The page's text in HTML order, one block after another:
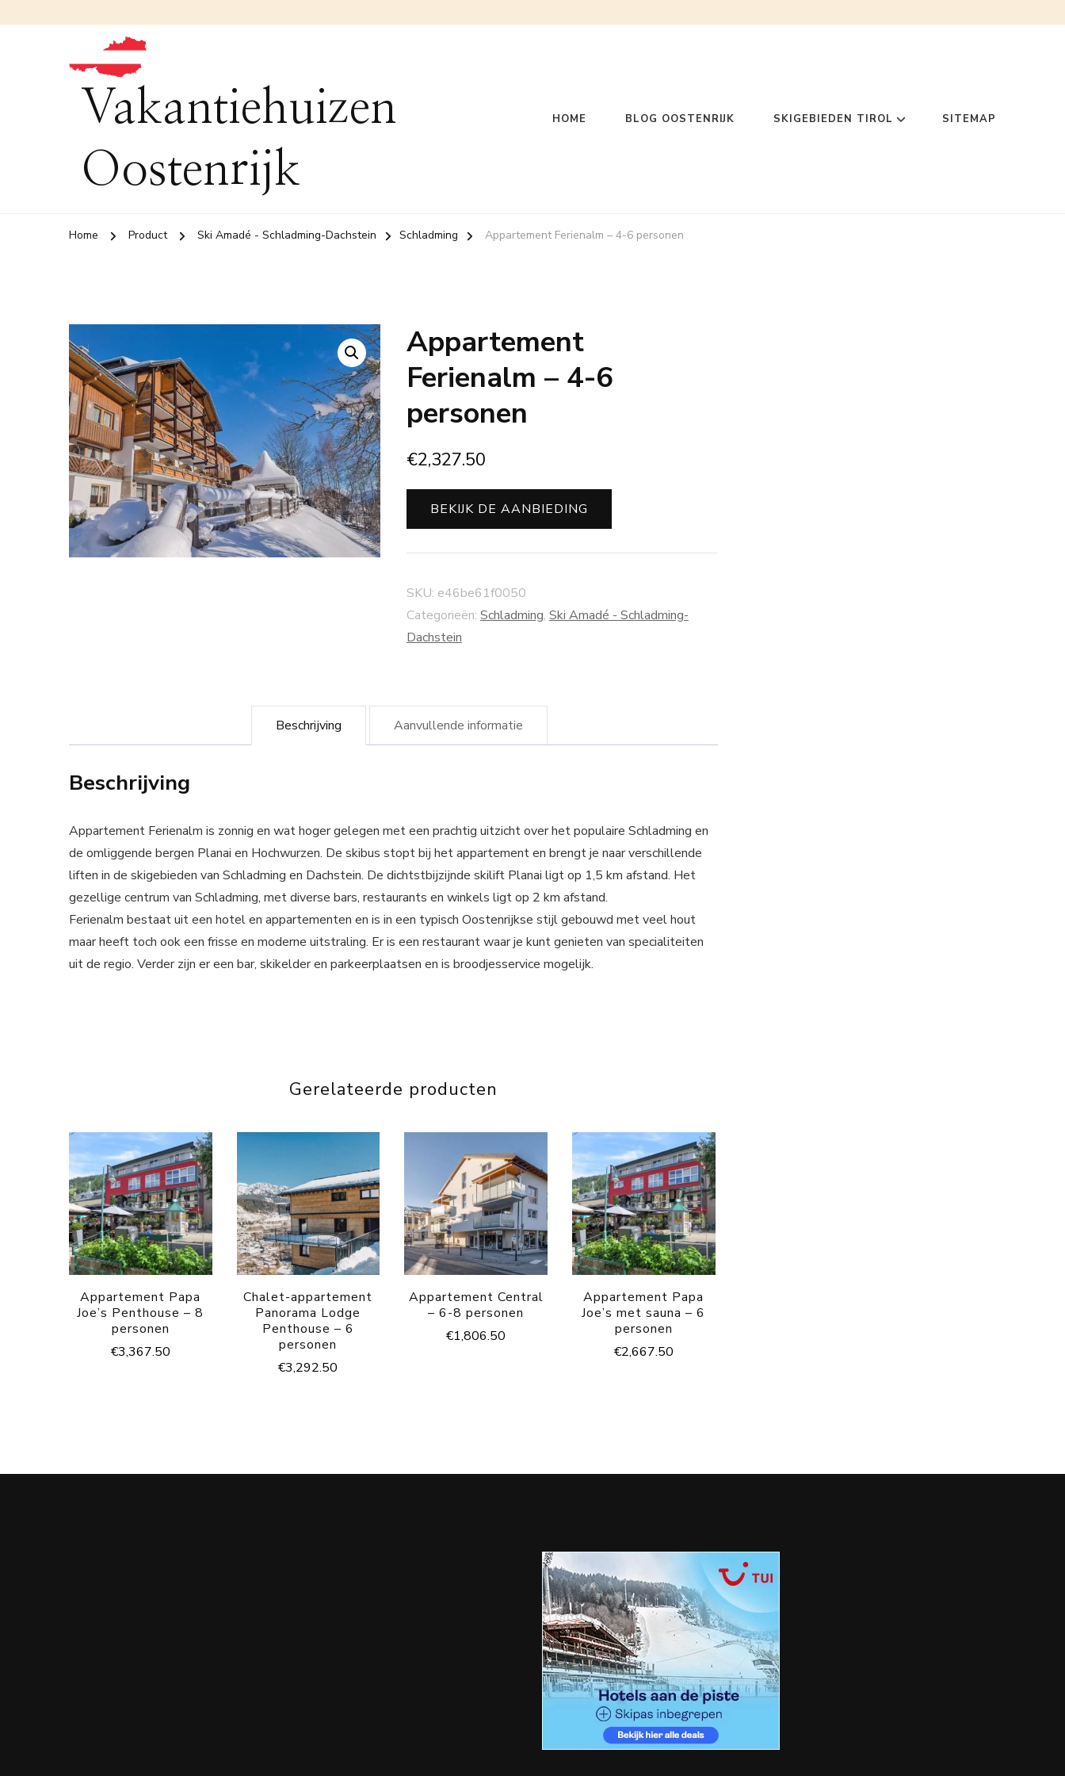
Vakantiehuizen
Oostenrijk
HOME BLOG OOSTENRIJK SKIGEBIEDEN TIROL SITEMAP
Home Product Ski Amadé - Schladming-Dachstein Schladming Appartement Ferienalm – 4-6 personen
Appartement
Ferienalm – 4-6
personen
€2,327.50
BEKIJK DE AANBIEDING
SKU: e46be61f0050
Categorieën: Schladming, Ski Amadé - Schladming-
Dachstein
Beschrijving Aanvullende informatie
Beschrijving
Appartement Ferienalm is zonnig en wat hoger gelegen met een prachtig uitzicht over het populaire Schladming en
de omliggende bergen Planai en Hochwurzen. De skibus stopt bij het appartement en brengt je naar verschillende
liften in de skigebieden van Schladming en Dachstein. De dichtstbijzijnde skilift Planai ligt op 1,5 km afstand. Het
gezellige centrum van Schladming, met diverse bars, restaurants en winkels ligt op 2 km afstand.
Ferienalm bestaat uit een hotel en appartementen en is in een typisch Oostenrijkse stijl gebouwd met veel hout
maar heeft toch ook een frisse en moderne uitstraling. Er is een restaurant waar je kunt genieten van specialiteiten
uit de regio. Verder zijn er een bar, skikelder en parkeerplaatsen en is broodjesservice mogelijk.
Gerelateerde producten
Appartement Papa
Joe’s Penthouse – 8
personen
€3,367.50
Chalet-appartement
Panorama Lodge
Penthouse – 6
personen
€3,292.50
Appartement Central
– 6-8 personen
€1,806.50
Appartement Papa
Joe’s met sauna – 6
personen
€2,667.50